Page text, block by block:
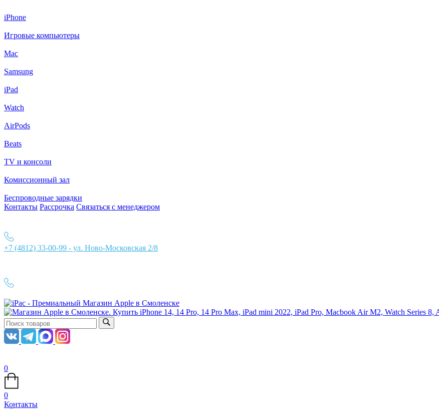
iPhone
Игровые компьютеры
Mac
Samsung
iPad
Watch
AirPods
Beats
TV и консоли
Комиссионный зал
Беспроводные зарядки
Контакты Рассрочка Связаться с менеджером
+7 (4812) 33-00-99 - ул. Ново-Московская 2/8
0
0
Контакты